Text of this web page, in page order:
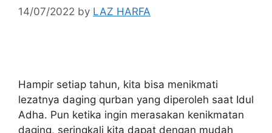
14/07/2022 by LAZ HARFA
Hampir setiap tahun, kita bisa menikmati
lezatnya daging qurban yang diperoleh saat Idul
Adha. Pun ketika ingin merasakan kenikmatan
daging, seringkali kita dapat dengan mudah